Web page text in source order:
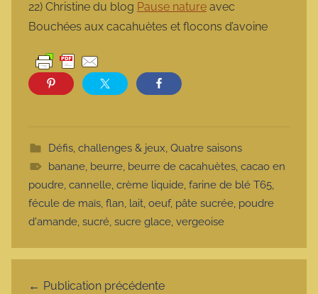
22) Christine du blog Pause nature avec
Bouchées aux cacahuètes et flocons d’avoine
Défis, challenges & jeux, Quatre saisons
banane, beurre, beurre de cacahuètes, cacao en
poudre, cannelle, crème liquide, farine de blé T65,
fécule de maïs, flan, lait, oeuf, pâte sucrée, poudre
d'amande, sucré, sucre glace, vergeoise
Publication précédente